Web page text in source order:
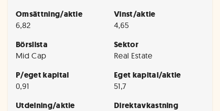
Omsättning/aktie
6,82
Vinst/aktie
4,65
Börslista
Mid Cap
Sektor
Real Estate
P/eget kapital
0,91
Eget kapital/aktie
51,7
Utdelning/aktie Direktavkastning